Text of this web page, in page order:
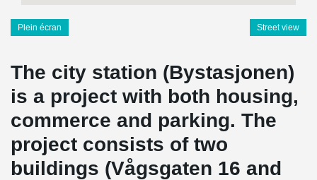
Plein écran Street view
The city station (Bystasjonen)
is a project with both housing,
commerce and parking. The
project consists of two
buildings (Vågsgaten 16 and